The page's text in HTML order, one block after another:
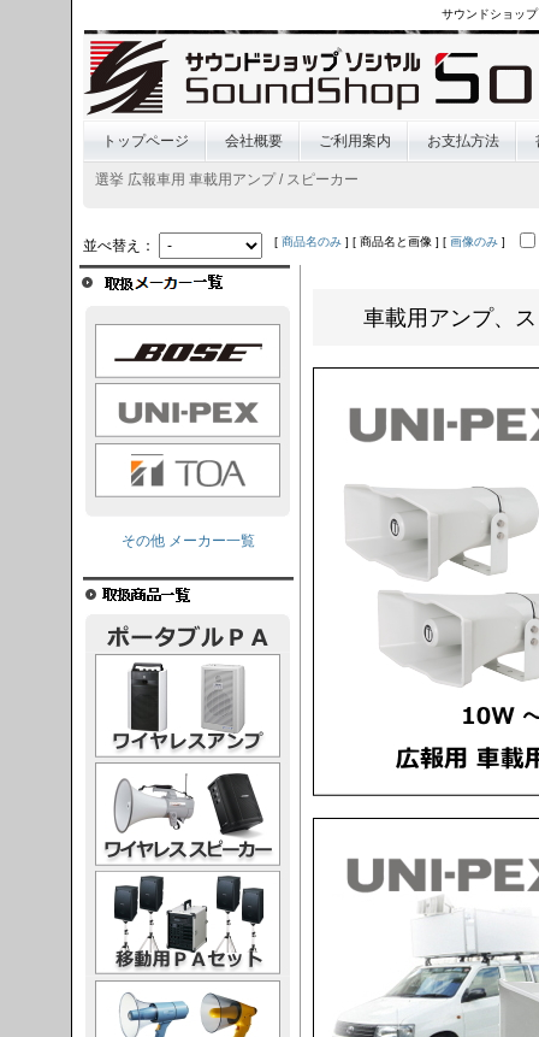
サウンドショッ
トップページ 会社概要 ご利用案内 お支払方法
選挙 広報車用 車載用アンプ / スピーカー
並べ替え： [ 商品名のみ ] [ 商品名と画像 ] [ 画像のみ ]
車載用アンプ、
その他 メーカー一覧